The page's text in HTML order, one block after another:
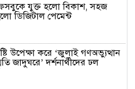
যুক্ত হলো বিকাশ, সহজ
ডিজিটাল পেমেন্ট
উপেক্ষা করে ‘জুলাই গণঅভ্যুত্থান
জাদুঘরে’ দর্শনার্থীদের ঢল